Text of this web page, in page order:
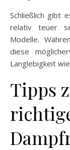
Schließlich gibt
relativ teuer
Modelle.
diese
Langlebigkeit
Tipps